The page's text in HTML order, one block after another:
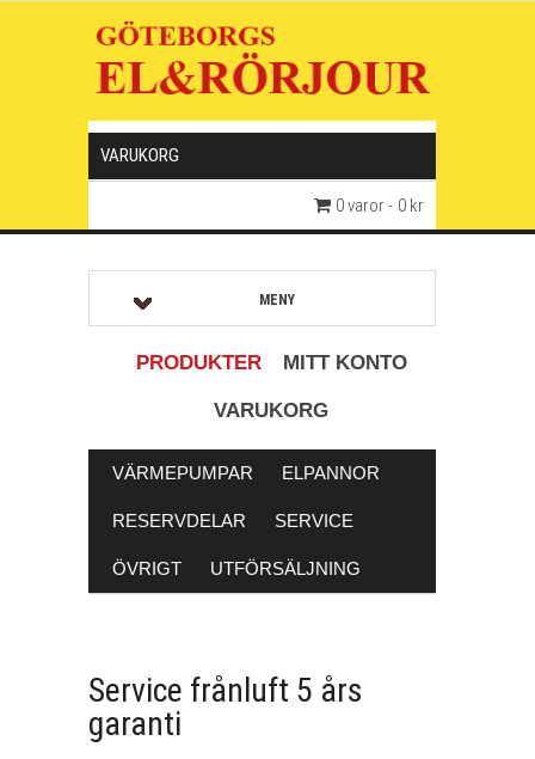
VARUKORG
0 varor 0 kr
MENY
PRODUKTER MITT KONTO
VARUKORG
VÄRMEPUMPAR ELPANNOR
RESERVDELAR SERVICE
ÖVRIGT UTFÖRSÄLJNING
Service frånluft 5 års
garanti